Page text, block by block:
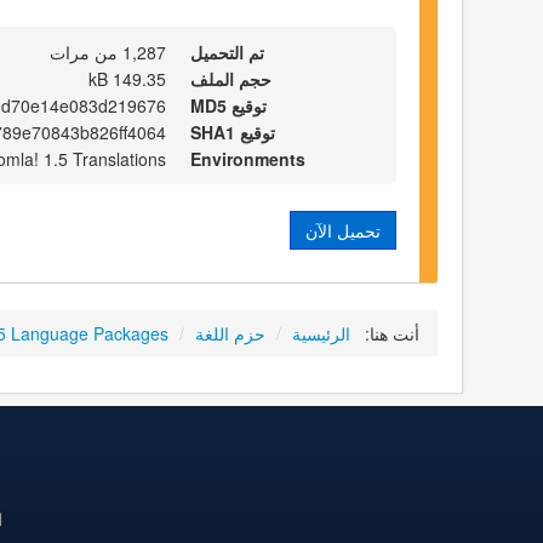
تم التحميل
1,287 من مرات
حجم الملف
149.35 kB
توقيع MD5
توقيع SHA1
Environments
1.5 Translations
تحميل الآن
أنت هنا: الرئيسية / حزم اللغة /
Language Packages